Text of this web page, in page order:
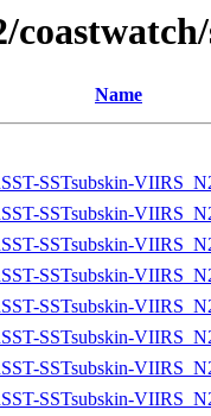
Name
SSTsubskin-
SSTsubskin-
SSTsubskin-
SSTsubskin-
SSTsubskin-
SSTsubskin-
SSTsubskin-
SSTsubskin-